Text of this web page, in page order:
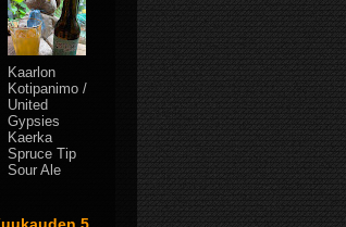
Kaarlon
Kotipanimo /
United
Gypsies
Kaerka
Spruce Tip
Sour Ale